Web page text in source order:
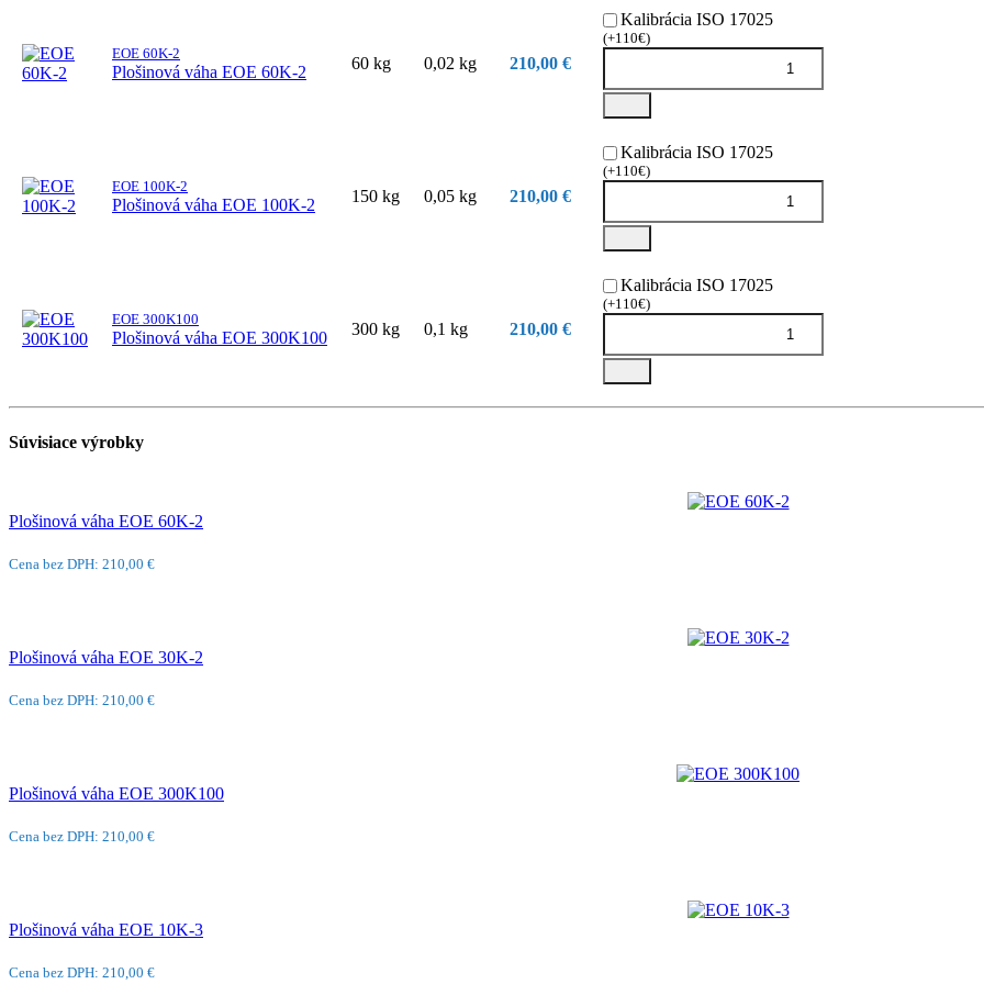
EOE 60K-2
Plošinová váha EOE 60K-2 60 kg 0,02 kg 210,00 €
Kalibrácia ISO 17025
(+110€)
EOE 100K-2
Plošinová váha EOE 100K-2 150 kg 0,05 kg 210,00 €
Kalibrácia ISO 17025
(+110€)
EOE 300K100
Plošinová váha EOE 300K100 300 kg 0,1 kg 210,00 €
Kalibrácia ISO 17025
(+110€)
Súvisiace výrobky
Plošinová váha EOE 60K-2
Cena bez DPH: 210,00 €
Plošinová váha EOE 30K-2
Cena bez DPH: 210,00 €
Plošinová váha EOE 300K100
Cena bez DPH: 210,00 €
Plošinová váha EOE 10K-3
Cena bez DPH: 210,00 €